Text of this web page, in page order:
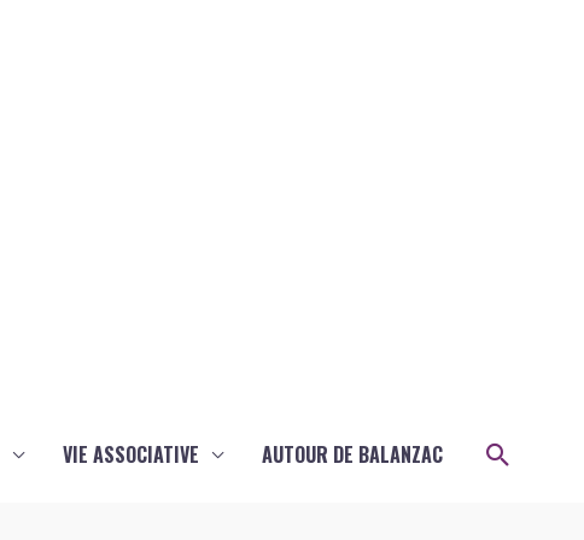
VIE ASSOCIATIVE AUTOUR DE BALANZAC